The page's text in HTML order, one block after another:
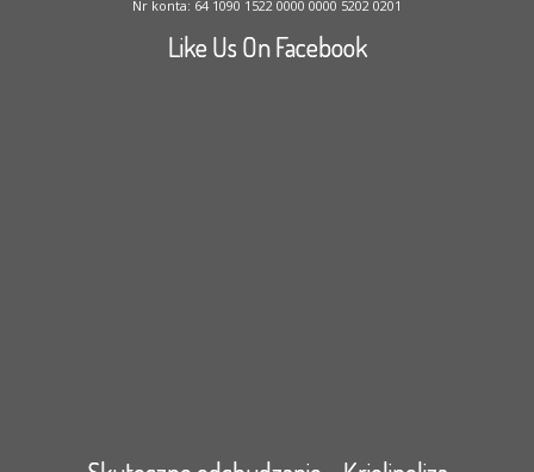
Nr konta: 64 1090 1522 0000 0000 5202 0201
Like Us On Facebook